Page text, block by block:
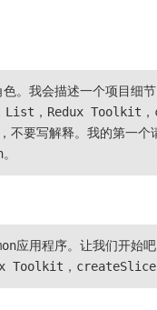
。我会描述一个项目细
List，Redux Toolkit
要写解释。我的第一个
应用程序。让我们开
Toolkit，createSlice